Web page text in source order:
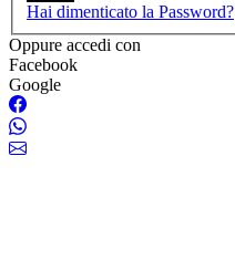
Hai dimenticato la Password?
Oppure accedi con
Facebook
Google